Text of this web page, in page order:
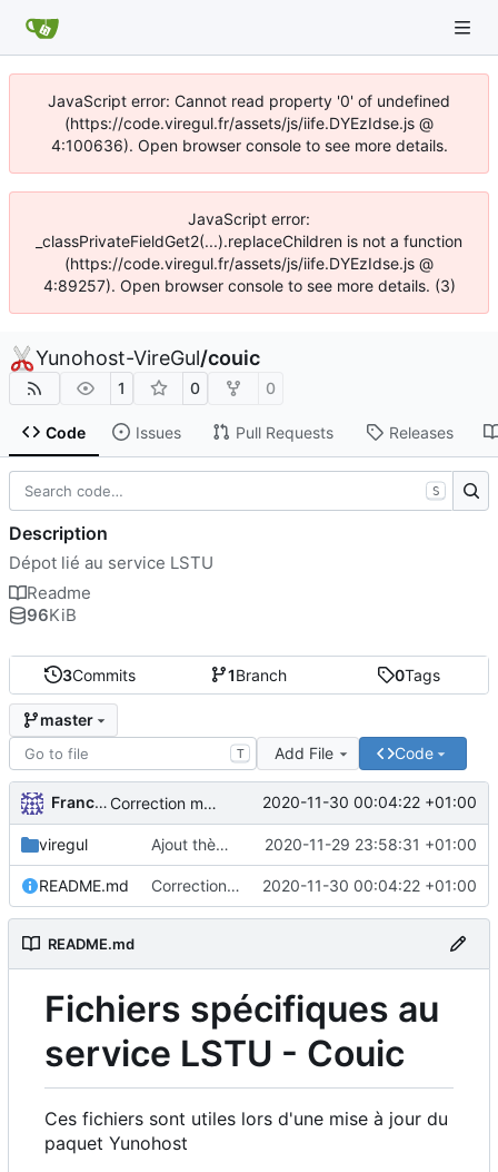
JavaScript error: Cannot read property '0' of undefined
(https://code.viregul.fr/assets/js/iife.DYEzIdse.js @
4:100636). Open browser console to see more details.
JavaScript error:
_classPrivateFieldGet2(...).replaceChildren is not a function
(https://code.viregul.fr/assets/js/iife.DYEzIdse.js @
4:89257). Open browser console to see more details. (3)
Yunohost-VireGul/couic
1 0 0
Code Issues Pull Requests Releases
3Commits 1Branch 0Tags
master
T Add File Code
FrancoisA Correction markdown 2020-11-30 00:04:22 +01:00
viregul Ajout thème Viregul 2020-11-29 23:58:31 +01:00
README.md Correction markdown 2020-11-30 00:04:22 +01:00
README.md
Fichiers spécifiques au
service LSTU - Couic
Ces fichiers sont utiles lors d'une mise à jour du
paquet Yunohost
S
Description
Dépot lié au service LSTU
Readme
96KiB